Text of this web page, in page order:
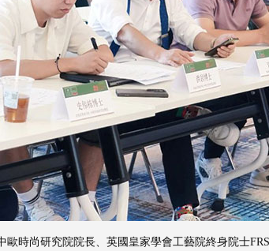
時尚研究院院長、英國皇家學會工藝院終身院士